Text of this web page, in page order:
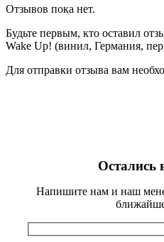
Отзывов пока нет.
Будьте первым, кто оставил
Wake Up! (винил, Германия,
Для отправки отзыва вам
Остались
Напишите нам и наш